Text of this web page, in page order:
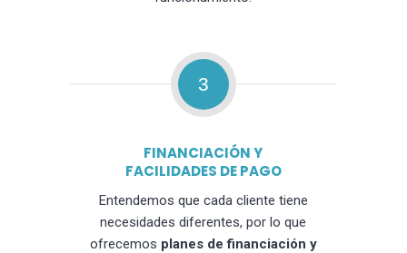
3
FINANCIACIÓN Y
FACILIDADES DE PAGO
Entendemos que cada cliente tiene
necesidades diferentes, por lo que
ofrecemos planes de financiación y